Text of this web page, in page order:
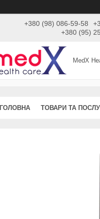
+380 (98) 086-59-58
+380 (95)
MedX
ГОЛОВНА ТОВАРИ ТА